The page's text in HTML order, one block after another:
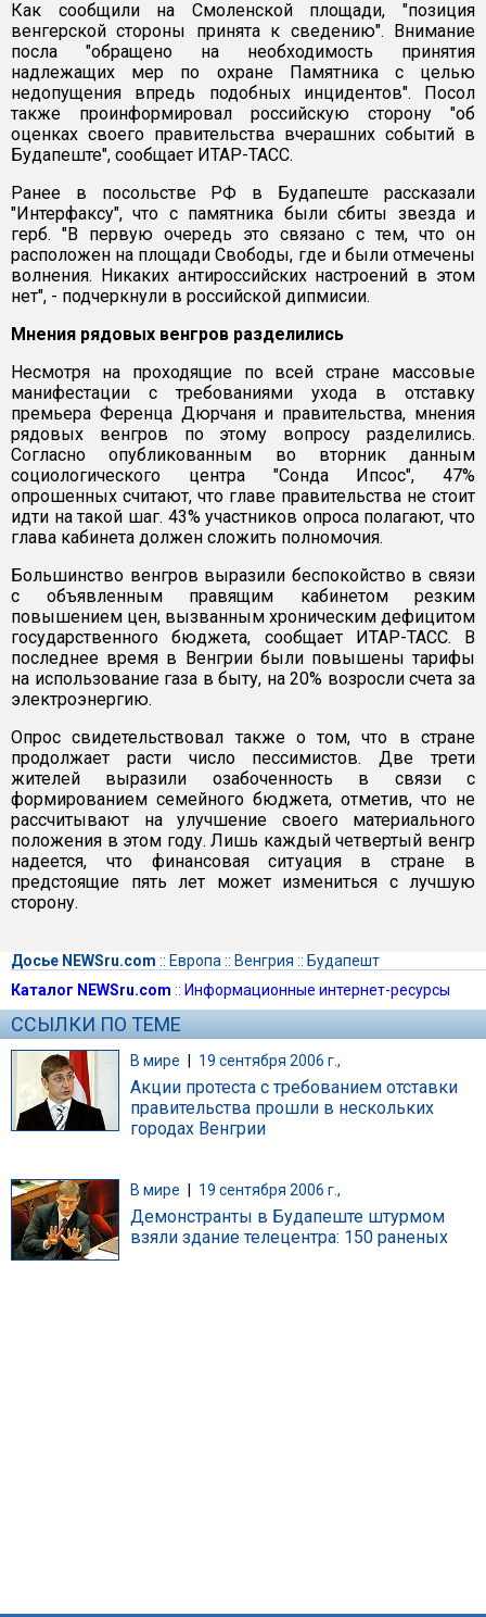
Как сообщили на Смоленской площади, "позиция
венгерской стороны принята к сведению". Внимание
посла "обращено на необходимость принятия
надлежащих мер по охране Памятника с целью
недопущения впредь подобных инцидентов". Посол
также проинформировал российскую сторону "об
оценках своего правительства вчерашних событий в
Будапеште", сообщает ИТАР-ТАСС.
Ранее в посольстве РФ в Будапеште рассказали
"Интерфаксу", что с памятника были сбиты звезда и
герб. "В первую очередь это связано с тем, что он
расположен на площади Свободы, где и были отмечены
волнения. Никаких антироссийских настроений в этом
нет", - подчеркнули в российской дипмисии.
Мнения рядовых венгров разделились
Несмотря на проходящие по всей стране массовые
манифестации с требованиями ухода в отставку
премьера Ференца Дюрчаня и правительства, мнения
рядовых венгров по этому вопросу разделились.
Согласно опубликованным во вторник данным
социологического центра "Сонда Ипсос", 47%
опрошенных считают, что главе правительства не стоит
идти на такой шаг. 43% участников опроса полагают, что
глава кабинета должен сложить полномочия.
Большинство венгров выразили беспокойство в связи
с объявленным правящим кабинетом резким
повышением цен, вызванным хроническим дефицитом
государственного бюджета, сообщает ИТАР-ТАСС. В
последнее время в Венгрии были повышены тарифы
на использование газа в быту, на 20% возросли счета за
электроэнергию.
Опрос свидетельствовал также о том, что в стране
продолжает расти число пессимистов. Две трети
жителей выразили озабоченность в связи с
формированием семейного бюджета, отметив, что не
рассчитывают на улучшение своего материального
положения в этом году. Лишь каждый четвертый венгр
надеется, что финансовая ситуация в стране в
предстоящие пять лет может измениться с лучшую
сторону.
Досье NEWSru.com :: Европа :: Венгрия :: Будапешт
Каталог NEWSru.com :: Информационные интернет-ресурсы
ССЫЛКИ ПО ТЕМЕ
В мире | 19 сентября 2006 г.,
Акции протеста с требованием отставки
правительства прошли в нескольких
городах Венгрии
В мире 19 сентября 2006 г.,
Демонстранты в Будапеште штурмом
взяли здание телецентра: 150 раненых